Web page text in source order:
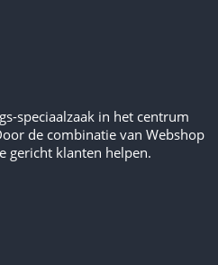
speciaalzaak in het centrum
de combinatie van Webshop
gericht klanten helpen.